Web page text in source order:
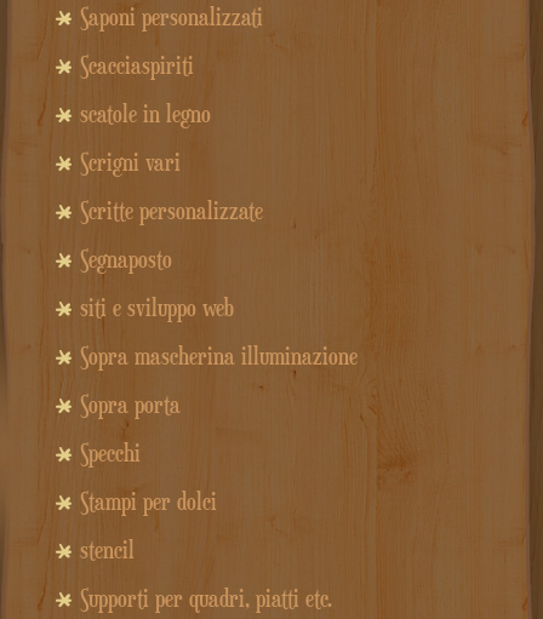
Saponi personalizzati
Scacciaspiriti
scatole in legno
Scrigni vari
Scritte personalizzate
Segnaposto
siti e sviluppo web
Sopra mascherina illuminazione
Sopra porta
Specchi
Stampi per dolci
stencil
Supporti per quadri, piatti etc.